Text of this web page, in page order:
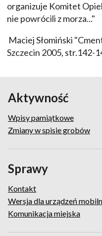
organizuje Komitet
nie powrócili z morza..."
Maciej Słomiński
Szczecin 2005, str.142-
Aktywność
Wpisy pamiątkowe
Zmiany w spisie grobów
Sprawy
Kontakt
Wersja dla urządzeń
Komunikacja miejska